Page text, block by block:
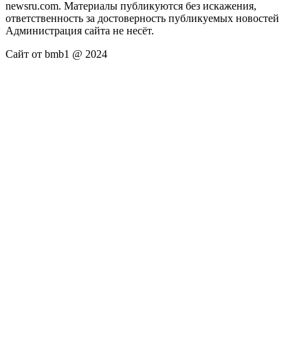
newsru.com. Материалы публикуются без искажения,
ответственность за достоверность публикуемых новостей
Администрация сайта не несёт.
Сайт от bmb1 @ 2024